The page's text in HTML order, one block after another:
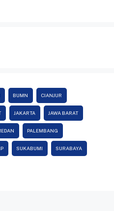
BUMN CIANJUR
JAKARTA JAWA BARAT
PALEMBANG
SUKABUMI SURABAYA